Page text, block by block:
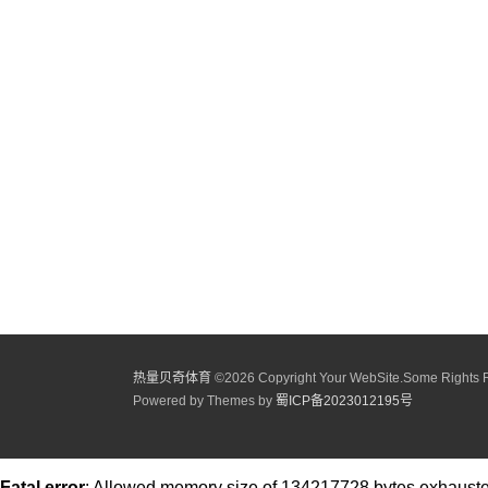
热量贝奇体育 ©2026 Copyright Your WebSite.Some Rights
Powered by Themes by 蜀ICP备2023012195号